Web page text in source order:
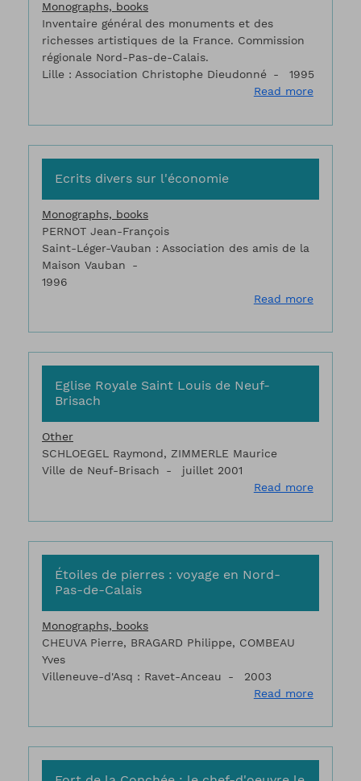
Monographs, books
Inventaire général des monuments et des
richesses artistiques de la France. Commission
régionale Nord-Pas-de-Calais.
Lille : Association Christophe Dieudonné
1995
Read moreabout
Ecrits divers sur l'économie
Monographs, books
PERNOT Jean-François
Saint-Léger-Vauban : Association des amis de la
Maison Vauban
1996
Read moreabout
Eglise Royale Saint Louis de Neuf-
Brisach
Other
SCHLOEGEL Raymond, ZIMMERLE Maurice
Ville de Neuf-Brisach
juillet 2001
Read moreabout
Étoiles de pierres : voyage en Nord-
Pas-de-Calais
Monographs, books
CHEUVA Pierre, BRAGARD Philippe, COMBEAU
Yves
Villeneuve-d'Asq : Ravet-Anceau
2003
Read moreabout